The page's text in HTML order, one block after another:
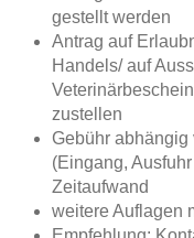
gestellt werden
Antrag auf
Handels/ auf
zustellen
Gebühr abhängig
(Eingang,
Zeitaufwand
weitere Auflagen